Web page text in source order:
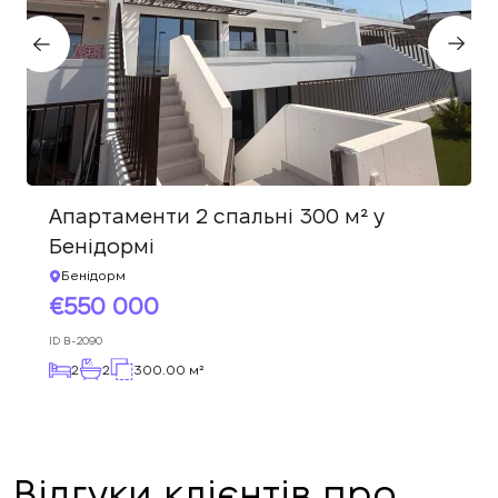
Апартаменти 2 спальні 300 м² у
Бенідормі
Бенідорм
550 000
ID B-2090
2 2 300.00 м²
Дякуємо!
Ми отримали ваш
запит і відповімо
найближчим часом.
Дякуємо!
Підписку на оновлення успішно
Залиште свої контактні дані, і ми
зв’яжемося з вами найближчим часом.
+380
+380